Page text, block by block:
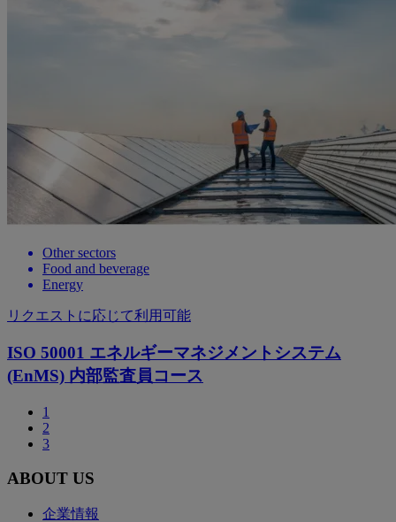
Other sectors
Food and beverage
Energy
リクエストに応じて利用可能
ISO 50001 エネルギーマネジメントシステム
(EnMS) 内部監査員コース
1
2
3
ABOUT US
企業情報